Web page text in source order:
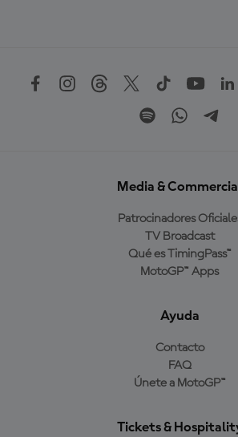
Media &
Patrocinadores
TV Broadcast
Qué es TimingPass™
MotoGP™ Apps
Ayuda
Contacto
FAQ
Únete a MotoGP™
Tickets &